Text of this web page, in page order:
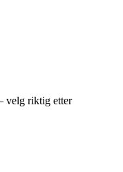
velg riktig etter